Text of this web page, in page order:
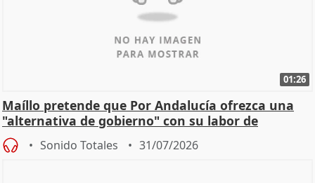
01:26
Maíllo pretende que Por Andalucía ofrezca una
"alternativa de gobierno" con su labor de
oposición
Sonido Totales 31/07/2026